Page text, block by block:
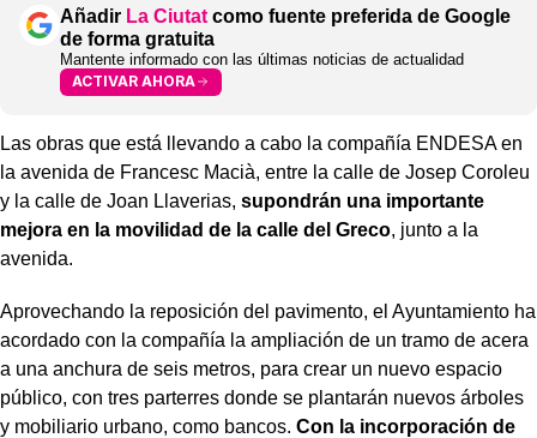
Añadir La Ciutat como fuente preferida de Google
de forma gratuita
Mantente informado con las últimas noticias de actualidad
ACTIVAR AHORA
Las obras que está llevando a cabo la compañía ENDESA en
la avenida de Francesc Macià, entre la calle de Josep Coroleu
y la calle de Joan Llaverias, supondrán una importante
mejora en la movilidad de la calle del Greco, junto a la
avenida.
Aprovechando la reposición del pavimento, el Ayuntamiento ha
acordado con la compañía la ampliación de un tramo de acera
a una anchura de seis metros, para crear un nuevo espacio
público, con tres parterres donde se plantarán nuevos árboles
y mobiliario urbano, como bancos. Con la incorporación de